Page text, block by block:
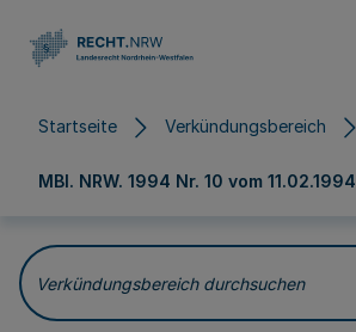
Startseite Verkündungsbereich
MBl. NRW. 1994 Nr. 10 vom 11.02.1994
Verkündungsbereich durchsuchen